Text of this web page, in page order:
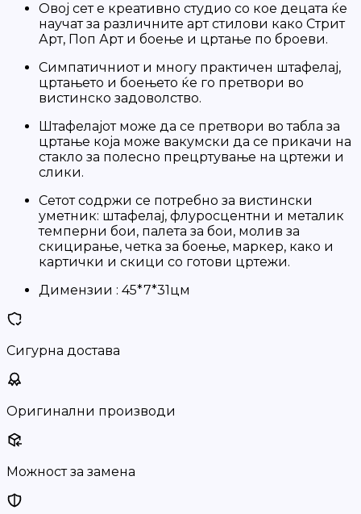
Овој сет е креативно студио со кое децата ќе
научат за различните арт стилови како Стрит
Арт, Поп Арт и боење и цртање по броеви.
Симпатичниот и многу практичен штафелај,
цртањето и боењето ќе го претвори во
вистинско задоволство.
Штафелајот може да се претвори во табла за
цртање која може вакумски да се прикачи на
стакло за полесно прецртување на цртежи и
слики.
Сетот содржи се потребно за вистински
уметник: штафелај, флуросцентни и металик
темперни бои, палета за бои, молив за
скицирање, четка за боење, маркер, како и
картички и скици со готови цртежи.
Димензии : 45*7*31цм
Сигурна достава
Оригинални производи
Можност за замена